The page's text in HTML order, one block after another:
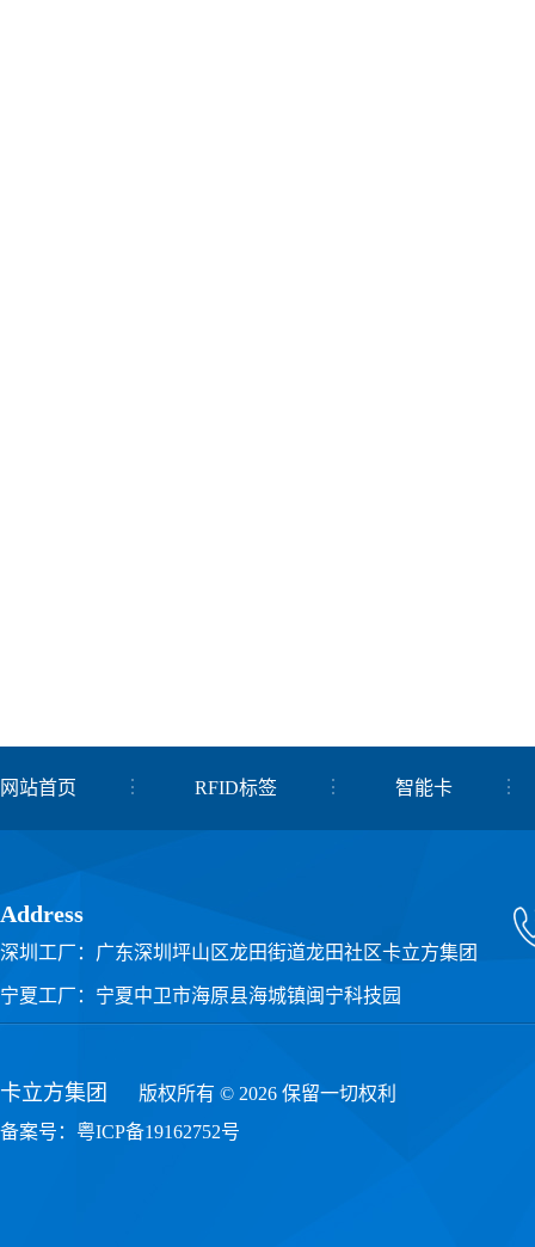
网站首页 RFID标签 智能卡
关于我们
Address
深圳工厂：广东深圳坪山区龙田街道龙田社区卡立方集团
宁夏工厂：宁夏中卫市海原县海城镇闽宁科技园
卡立方集团
版权所有 © 2026 保留一切权利
备案号： 粤ICP备19162752号